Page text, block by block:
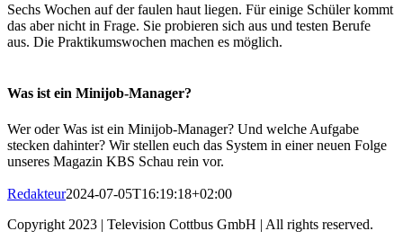
Sechs Wochen auf der faulen haut liegen. Für einige Schüler kommt
das aber nicht in Frage. Sie probieren sich aus und testen Berufe
aus. Die Praktikumswochen machen es möglich.
Was ist ein Minijob-Manager?
Wer oder Was ist ein Minijob-Manager? Und welche Aufgabe
stecken dahinter? Wir stellen euch das System in einer neuen Folge
unseres Magazin KBS Schau rein vor.
Redakteur2024-07-05T16:19:18+02:00
Copyright 2023 | Television Cottbus GmbH | All rights reserved.